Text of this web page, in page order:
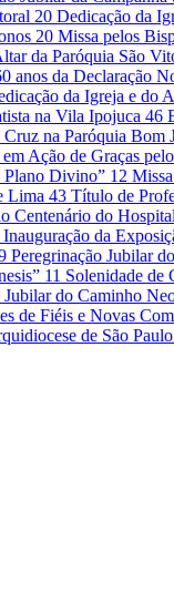
20 Dedicação da
20 Missa pelos
da Paróquia São
anos da Declaração
da Igreja e do
na Vila Ipojuca 46
na Paróquia Bom
Ação de Graças
Plano Divino” 12
Lima 43 Título de
Centenário do
Inauguração da
Peregrinação Jubilar
11 Solenidade de
Jubilar do Caminho
de Fiéis e Novas
de São Paulo